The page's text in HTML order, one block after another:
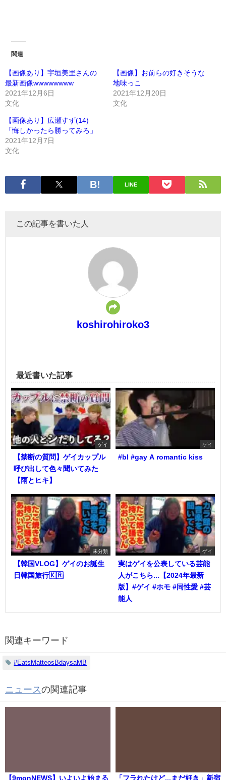
関連
【画像あり】宇垣美里さんの
最新画像wwwwwwww
2021年12月6日
文化
【画像】お前らの好きそうな
地味っこ
2021年12月20日
文化
【画像あり】広瀬すず(14)
「悔しかったら勝ってみろ」
2021年12月7日
文化
LINE
この記事を書いた人
koshirohiroko3
最近書いた記事
ゲイ
【禁断の質問】ゲイカップル
呼び出して色々聞いてみた
【雨とヒキ】
ゲイ
#bl #gay A romantic kiss
未分類
【韓国VLOG】ゲイのお誕生
日韓国旅行🇰🇷
ゲイ
実はゲイを公表している芸能
人がこちら...【2024年最新
版】#ゲイ #ホモ #同性愛 #芸
能人
関連キーワード
#EatsMatteosBdaysaMB
ニュースの関連記事
【9monNEWS】いよいよ始まる 「フラれたけど...まだ好き」新宿